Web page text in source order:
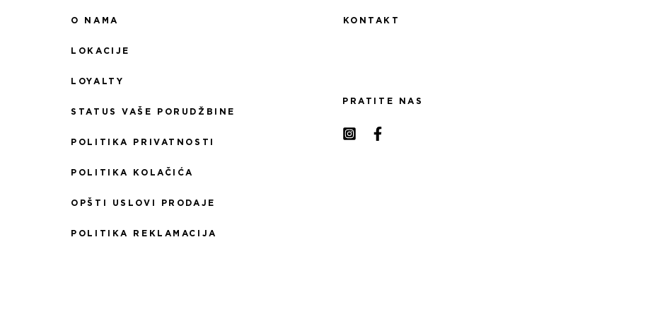
O NAMA
LOKACIJE
LOYALTY
STATUS VAŠE PORUDŽBINE
POLITIKA PRIVATNOSTI
POLITIKA KOLAČIĆA
OPŠTI USLOVI PRODAJE
POLITIKA REKLAMACIJA
KONTAKT
PRATITE NAS